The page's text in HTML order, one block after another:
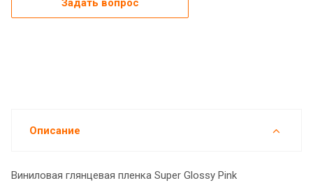
Задать вопрос
Описание
Виниловая глянцевая пленка Super Glossy Pink